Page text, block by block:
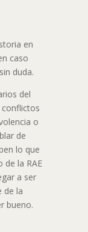
en
caso
duda.
del
o
de
lo que
de la RAE
a ser
de la
bueno.